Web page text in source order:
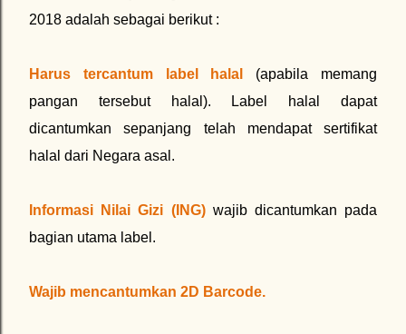
2018 adalah sebagai berikut :
Harus tercantum label halal
(apabila memang
pangan tersebut halal). Label halal dapat
dicantumkan sepanjang telah mendapat sertifikat
halal dari Negara asal.
Informasi Nilai Gizi (ING)wajib dicantumkan pada
bagian utama label.
Wajib mencantumkan 2D Barcode.